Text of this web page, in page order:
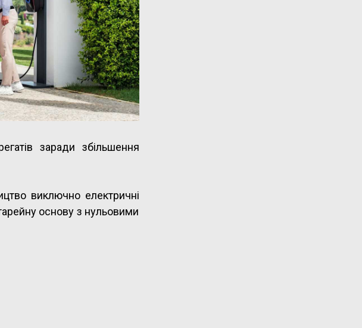
заради збільшення
виключно електричні
основу з нульовими